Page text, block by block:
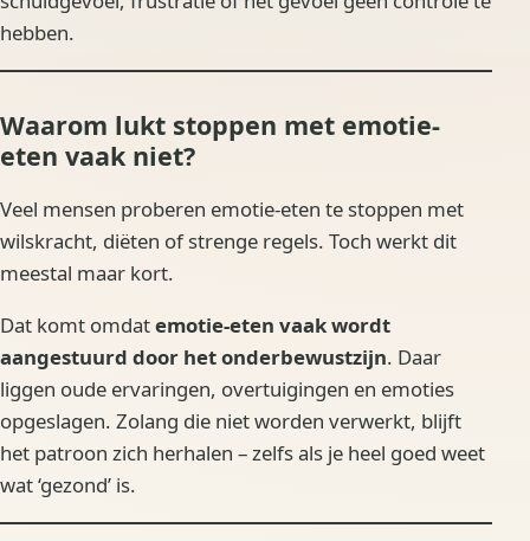
hebben.
Waarom lukt stoppen met emotie-
eten vaak niet?
Veel mensen proberen emotie-eten te stoppen met
wilskracht, diëten of strenge regels. Toch werkt dit
meestal maar kort.
Dat komt omdatemotie-eten vaak wordt
aangestuurd door het onderbewustzijn. Daar
liggen oude ervaringen, overtuigingen en emoties
opgeslagen. Zolang die niet worden verwerkt, blijft
het patroon zich herhalen – zelfs als je heel goed weet
wat ‘gezond’ is.